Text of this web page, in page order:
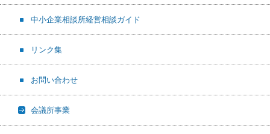
中小企業相談所経営相談ガイド
リンク集
お問い合わせ
会議所事業